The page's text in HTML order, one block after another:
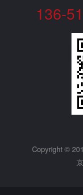
136-
Copyright ©